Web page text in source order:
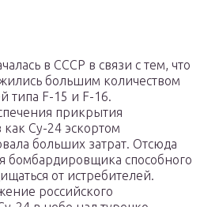
в СССР в связи с тем, что
большим количеством
типа F-15 и F-16.
прикрытия
Су-24 эскортом
больших затрат. Отсюда
бомбардировщика способного
от истребителей.
российского